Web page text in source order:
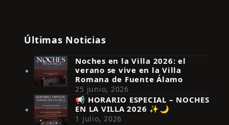
Síguenos en Instagram
Últimas Noticias
Noches en la Villa 2026: el
verano se vive en la Villa
Romana de Fuente Álamo
25 junio, 2026
📢 HORARIO ESPECIAL – NOCHES
EN LA VILLA 2026 ✨🌙
1 julio, 2026